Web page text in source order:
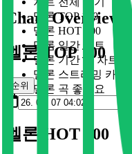
멜론 TOP 100
멜론 HOT 100
멜론 일간 차트
멜론 기간 별 차트
멜론 스트리밍 카드
멜론 곡 좋아요
Chart Overview
멜론 TOP 100
순위
멜론 HOT 100